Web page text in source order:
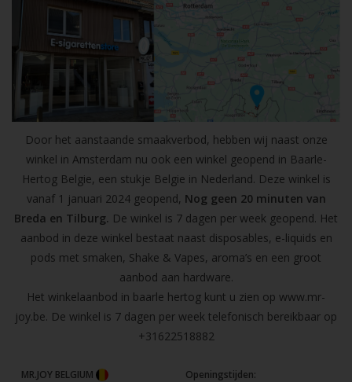
Door het aanstaande smaakverbod, hebben wij naast onze
winkel in Amsterdam nu ook een winkel geopend in Baarle-
Hertog Belgie, een stukje Belgie in Nederland. Deze winkel is
vanaf 1 januari 2024 geopend, Nog geen 20 minuten van
Breda en Tilburg. De winkel is 7 dagen per week geopend. Het
aanbod in deze winkel bestaat naast disposables, e-liquids en
pods met smaken, Shake & Vapes, aroma’s en een groot
aanbod aan hardware.
Het winkelaanbod in baarle hertog kunt u zien op www.mr-
joy.be. De winkel is 7 dagen per week telefonisch bereikbaar op
+31622518882
MR.JOY BELGIUM
Openingstijden: